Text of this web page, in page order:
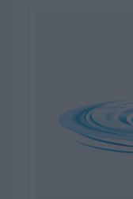
Προμήθειες
Προσκλήσεις